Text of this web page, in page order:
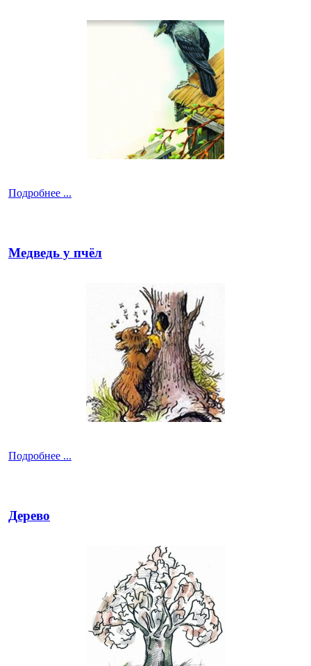
Подробнее ...
Медведь у пчёл
Подробнее ...
Дерево